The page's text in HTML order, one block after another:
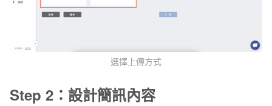
選擇上傳方式
Step 2：設計簡訊內容